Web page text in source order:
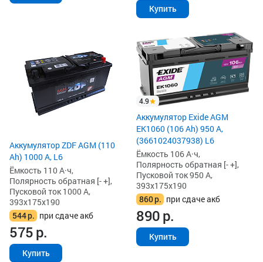
Купить
Аккумулятор ZDF AGM (110
Ah) 1000 А, L6
Ёмкость 110 А·ч,
Полярность обратная [- +],
Пусковой ток 1000 А,
393x175x190
544р. при сдаче акб
575р.
Купить
4.9
Аккумулятор Exide AGM
EK1060 (106 Ah) 950 А,
(3661024037938) L6
Ёмкость 106 А·ч,
Полярность обратная [- +],
Пусковой ток 950 А,
393x175x190
860р. при сдаче акб
890р.
Купить